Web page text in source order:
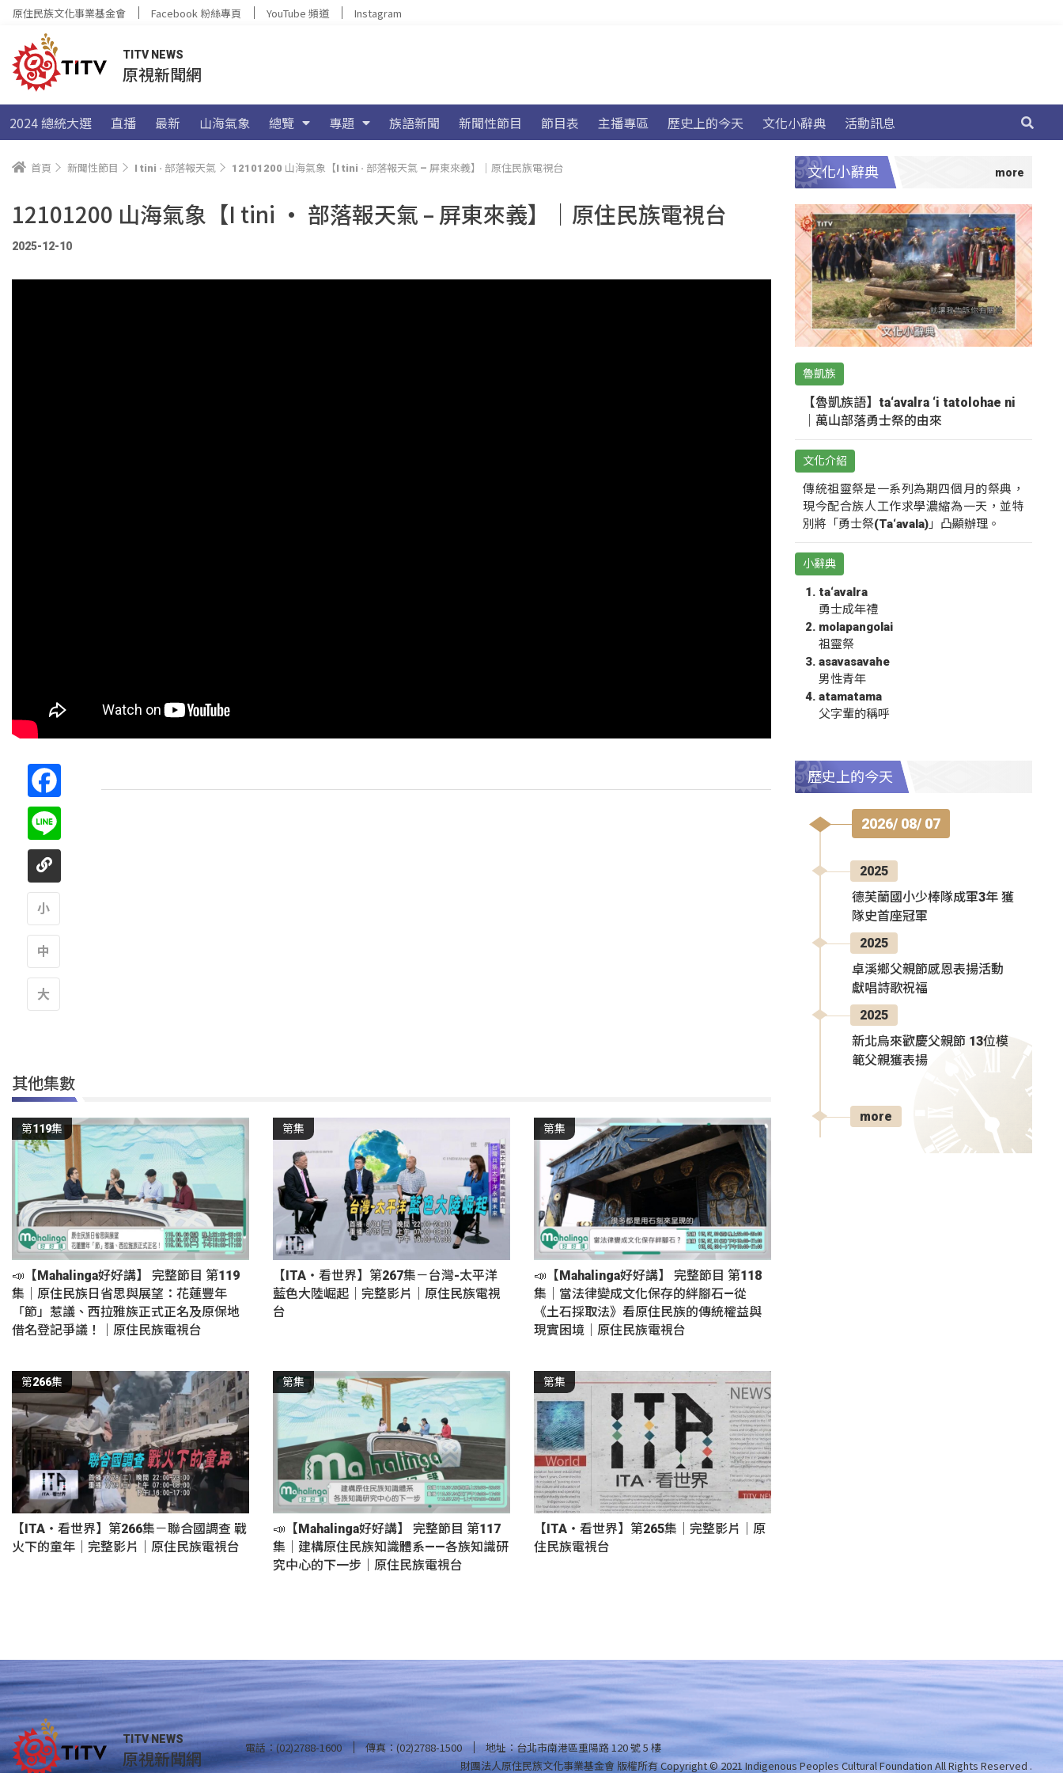
原住民族文化事業基金會 Facebook 粉絲專頁 YouTube 頻道 Instagram
TITV NEWS
原視新聞網
2024 總統大選 直播 最新 山海氣象 總覽 專題 族語新聞 新聞性節目 節目表 主播專區 歷史上的今天 文化小辭典 活動訊息
首頁 新聞性節目 I tini · 部落報天氣 12101200 山海氣象【I tini · 部落報天氣 – 屏東來義】｜原住民族電視台
12101200 山海氣象【I tini · 部落報天氣 – 屏東來義】｜原住民族電視台
2025-12-10
其他集數
第119集
📣【Mahalinga好好講】 完整節目 第119
集｜原住民族日省思與展望：花蓮豐年
「節」惹議、西拉雅族正式正名及原保地
借名登記爭議！｜原住民族電視台
第集
【ITA・看世界】第267集－台灣-太平洋
藍色大陸崛起｜完整影片｜原住民族電視
台
第集
📣【Mahalinga好好講】 完整節目 第118
集｜當法律變成文化保存的絆腳石—從
《土石採取法》看原住民族的傳統權益與
現實困境｜原住民族電視台
第266集
【ITA・看世界】第266集－聯合國調查 戰
火下的童年｜完整影片｜原住民族電視台
第集
📣【Mahalinga好好講】 完整節目 第117
集｜建構原住民族知識體系——各族知識研
究中心的下一步｜原住民族電視台
第集
【ITA・看世界】第265集｜完整影片｜原
住民族電視台
文化小辭典
魯凱族
【魯凱族語】ta‘avalra ‘i tatolohae ni
｜萬山部落勇士祭的由來
文化介紹
傳統祖靈祭是一系列為期四個月的祭典，
現今配合族人工作求學濃縮為一天，並特
別將「勇士祭(Ta‘avala)」凸顯辦理。
小辭典
ta‘avalra
勇士成年禮
molapangolai
祖靈祭
asavasavahe
男性青年
atamatama
父字輩的稱呼
歷史上的今天
2026/ 08/ 07
2025
德芙蘭國小少棒隊成軍3年 獲
隊史首座冠軍
2025
卓溪鄉父親節感恩表揚活動
獻唱詩歌祝福
2025
新北烏來歡慶父親節 13位模
範父親獲表揚
more
TITV NEWS
原視新聞網 電話：(02)2788-1600 傳真：(02)2788-1500
地址：台北市南港區重陽路 120 號 5 樓
財團法人原住民族文化事業基金會 版權所有Copyright © 2021 Indigenous Peoples Cultural Foundation All Rights Reserved .